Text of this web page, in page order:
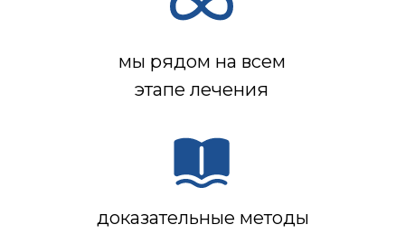
доказательные методы
мы рядом на всем
этапе лечения